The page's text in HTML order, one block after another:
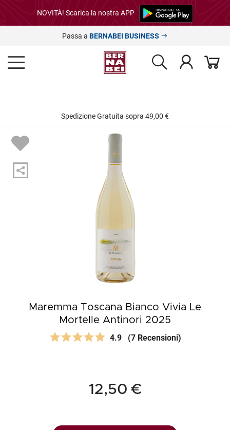
NOVITÀ! Scarica la nostra APP
Passa a BERNABEI BUSINESS
Spedizione Gratuita sopra 49,00 €
Maremma Toscana Bianco Vivia Le
Mortelle Antinori 2025
4.9 (7 Recensioni)
12,50 €